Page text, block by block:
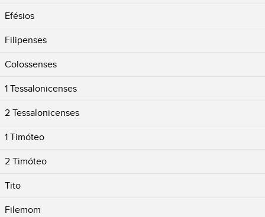
Efésios
Filipenses
Colossenses
1 Tessalonicenses
2 Tessalonicenses
1 Timóteo
2 Timóteo
Tito
Filemom